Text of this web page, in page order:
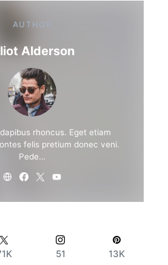
AUTHOR
Alderson
rhoncus. Eget etiam
felis pretium donec veni.
Pede…
51 13K